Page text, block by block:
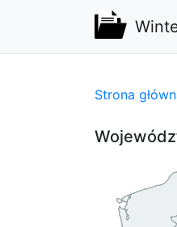
Strona